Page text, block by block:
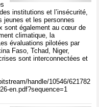
institutions et l’insécurité,
jeunes et les personnes
sont également au cœur de
climatique, la
évaluations pilotées par
Faso, Tchad, Niger,
sont interconnectées et
handle/10546/621782
en.pdf?sequence=1